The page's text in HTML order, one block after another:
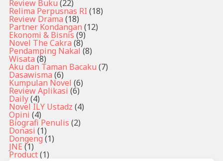
Review Buku (22)
Relima Perpusnas RI (18)
Review Drama (18)
Partner Kondangan (12)
Ekonomi & Bisnis (9)
Novel The Cakra (8)
Pendamping Nakal (8)
Wisata (8)
Aku dan Taman Bacaku (7)
Dasawisma (6)
Kumpulan Novel (6)
Review Aplikasi (6)
Daily(4)
Novel ILY Ustadz (4)
Opini (4)
Biografi Penulis (2)
Donasi (1)
Dongeng (1)
JNE (1)
Product(1)